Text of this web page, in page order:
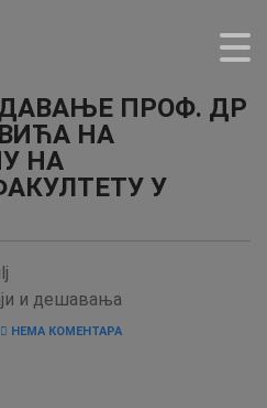
ПРОФ. ДР
НА
НА
У
и дешавања
НЕМА КОМЕНТАРА